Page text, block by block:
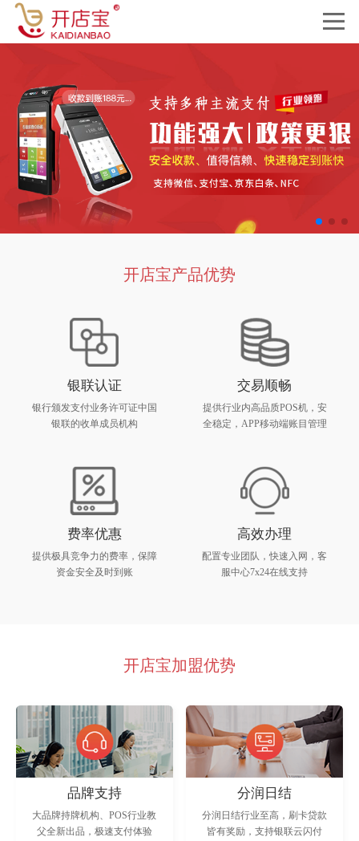
开店宝产品优势
银联认证
银行颁发支付业务许可证中国
银联的收单成员机构
交易顺畅
提供行业内高品质POS机，安
全稳定，APP移动端账目管理
费率优惠
提供极具竞争力的费率，保障
资金安全及时到账
高效办理
配置专业团队，快速入网，客
服中心7x24在线支持
开店宝加盟优势
品牌支持
大品牌持牌机构、POS行业教
父全新出品，极速支付体验
分润日结
分润日结行业至高，刷卡贷款
皆有奖励，支持银联云闪付